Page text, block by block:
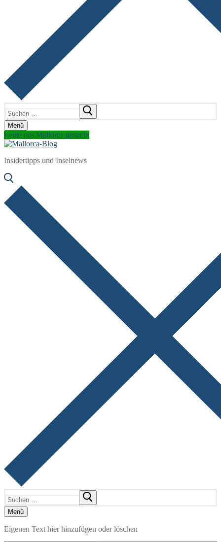
nach:
Menü
Leute aus Mallorca gesucht
Insidertipps und Inselnews
nach:
Menü
Eigenen Text hier hinzufügen oder löschen